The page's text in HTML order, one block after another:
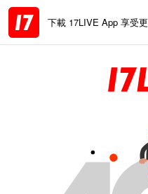
下載 17LIVE App 享受